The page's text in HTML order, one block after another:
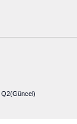
Q2(Güncel)